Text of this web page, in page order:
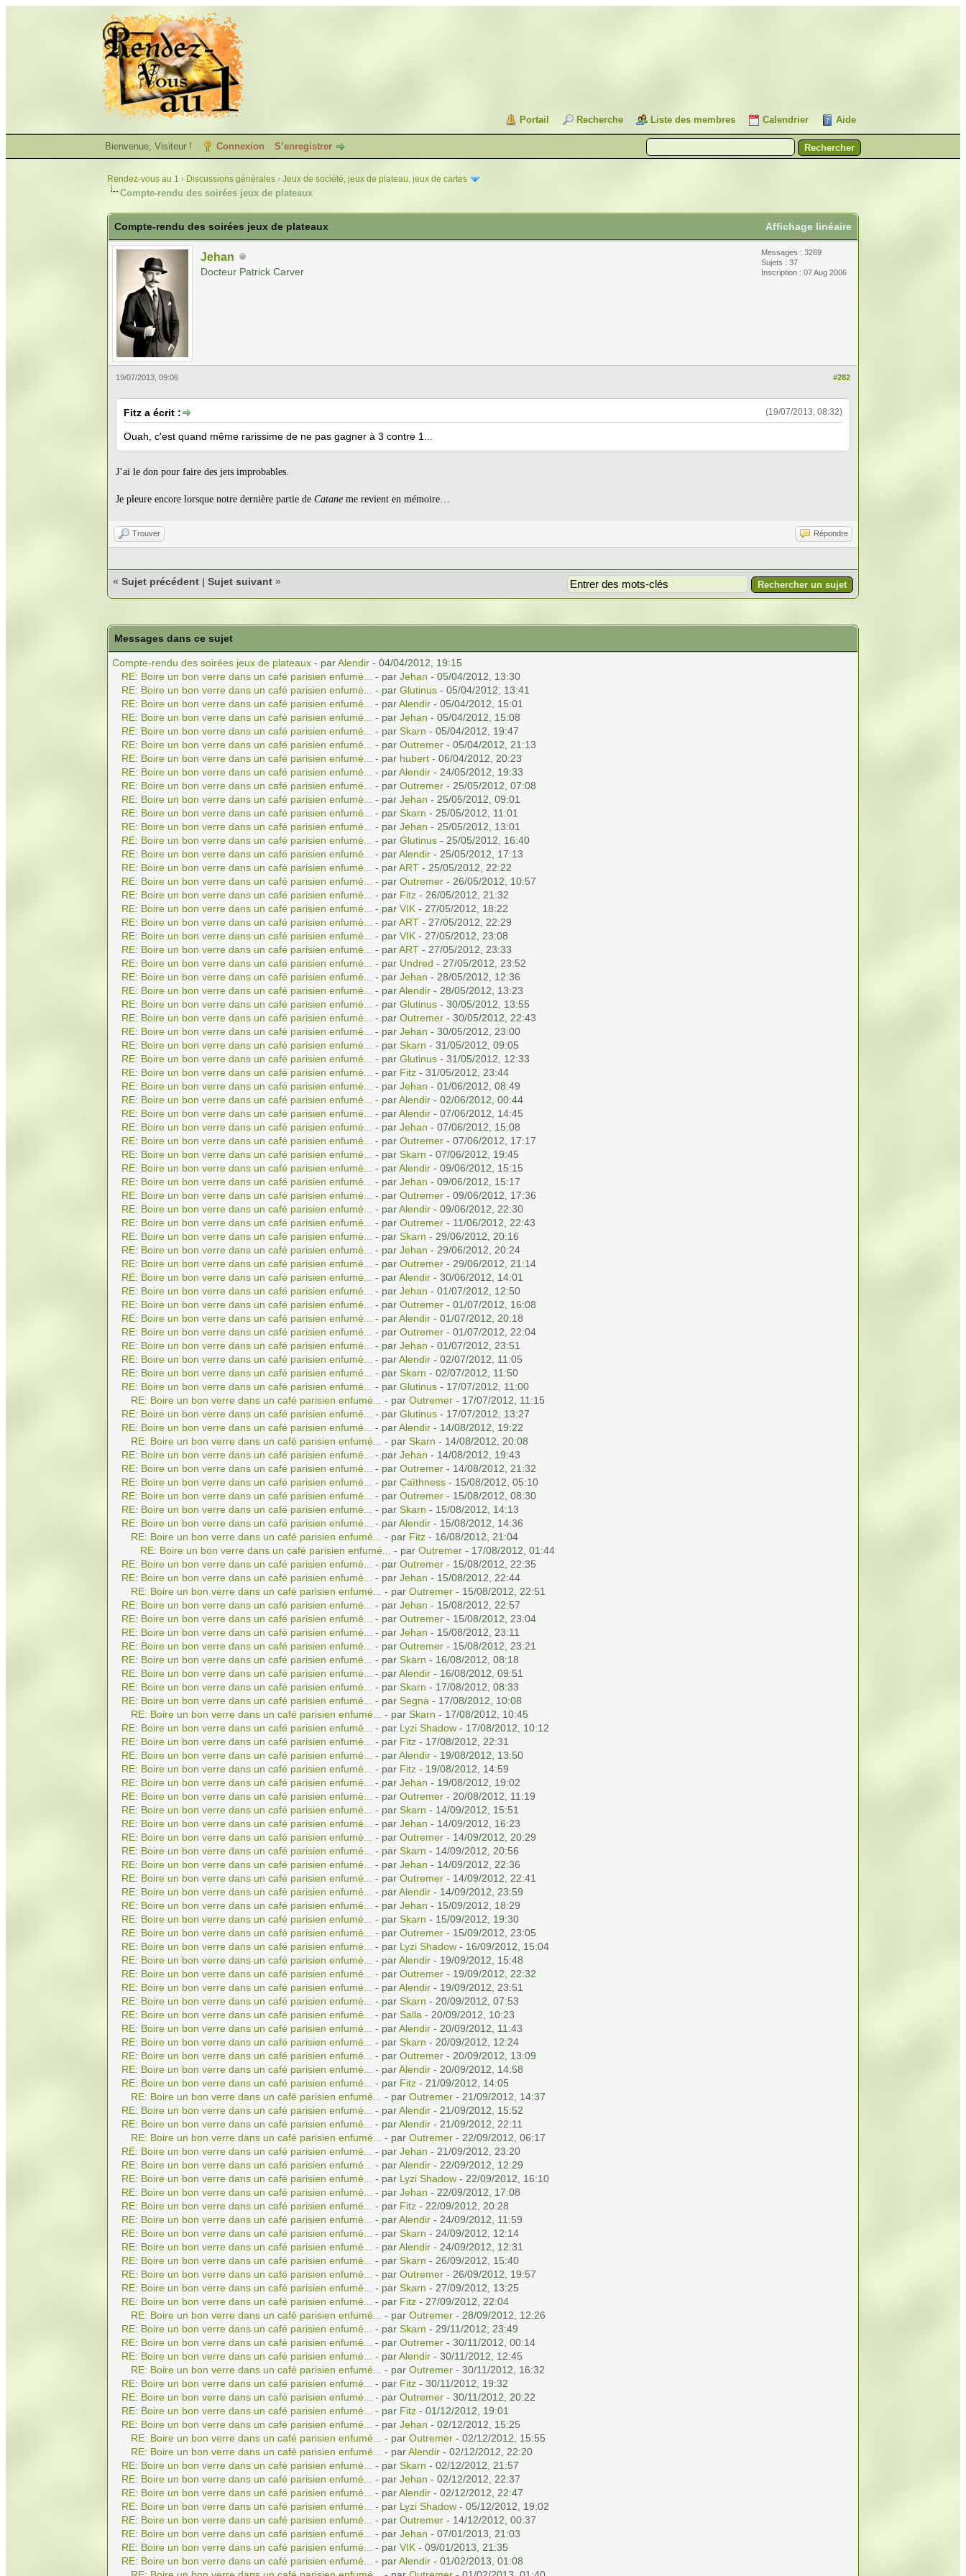
Portail Recherche Liste des membres Calendrier Aide
Bienvenue, Visiteur ! Connexion S’enregistrer
Rendez-vous au 1 › Discussions générales› Jeux de société, jeux de plateau, jeux de cartes
Compte-rendu des soirées jeux de plateaux
Affichage linéaire
Compte-rendu des soirées jeux de plateaux
Jehan
Docteur Patrick Carver
Messages : 3269
Sujets : 37
Inscription : 07 Aug 2006
#282
19/07/2013, 09:06
(19/07/2013, 08:32)
Fitz a écrit :
Ouah, c'est quand même rarissime de ne pas gagner à 3 contre 1...
J’ai le don pour faire des jets improbables.
Je pleure encore lorsque notre dernière partie de Cataneme revient en mémoire…
Trouver Répondre
« Sujet précédent| Sujet suivant»
Messages dans ce sujet
Compte-rendu des soirées jeux de plateaux - parAlendir- 04/04/2012, 19:15
RE: Boire un bon verre dans un café parisien enfumé...
- par Jehan - 05/04/2012, 13:30
RE: Boire un bon verre dans un café parisien enfumé...
- par Glutinus- 05/04/2012, 13:41
RE: Boire un bon verre dans un café parisien enfumé...
- parAlendir- 05/04/2012, 15:01
RE: Boire un bon verre dans un café parisien enfumé...
- par Jehan - 05/04/2012, 15:08
RE: Boire un bon verre dans un café parisien enfumé...
- par Skarn - 05/04/2012, 19:47
RE: Boire un bon verre dans un café parisien enfumé...
- par Outremer- 05/04/2012, 21:13
RE: Boire un bon verre dans un café parisien enfumé...
- par hubert- 06/04/2012, 20:23
RE: Boire un bon verre dans un café parisien enfumé...
- parAlendir- 24/05/2012, 19:33
RE: Boire un bon verre dans un café parisien enfumé...
- par Outremer- 25/05/2012, 07:08
RE: Boire un bon verre dans un café parisien enfumé...
- par Jehan - 25/05/2012, 09:01
RE: Boire un bon verre dans un café parisien enfumé...
- par Skarn - 25/05/2012, 11:01
RE: Boire un bon verre dans un café parisien enfumé...
- par Jehan - 25/05/2012, 13:01
RE: Boire un bon verre dans un café parisien enfumé...
- par Glutinus- 25/05/2012, 16:40
RE: Boire un bon verre dans un café parisien enfumé...
- parAlendir- 25/05/2012, 17:13
RE: Boire un bon verre dans un café parisien enfumé...
- parART- 25/05/2012, 22:22
RE: Boire un bon verre dans un café parisien enfumé...
- par Outremer- 26/05/2012, 10:57
RE: Boire un bon verre dans un café parisien enfumé...
- par Fitz- 26/05/2012, 21:32
RE: Boire un bon verre dans un café parisien enfumé...
- par VIK- 27/05/2012, 18:22
RE: Boire un bon verre dans un café parisien enfumé...
- parART- 27/05/2012, 22:29
RE: Boire un bon verre dans un café parisien enfumé...
- par VIK- 27/05/2012, 23:08
RE: Boire un bon verre dans un café parisien enfumé...
- parART- 27/05/2012, 23:33
RE: Boire un bon verre dans un café parisien enfumé...
- par Undred - 27/05/2012, 23:52
RE: Boire un bon verre dans un café parisien enfumé...
- par Jehan - 28/05/2012, 12:36
RE: Boire un bon verre dans un café parisien enfumé...
- parAlendir- 28/05/2012, 13:23
RE: Boire un bon verre dans un café parisien enfumé...
- par Glutinus- 30/05/2012, 13:55
RE: Boire un bon verre dans un café parisien enfumé...
- par Outremer- 30/05/2012, 22:43
RE: Boire un bon verre dans un café parisien enfumé...
- par Jehan - 30/05/2012, 23:00
RE: Boire un bon verre dans un café parisien enfumé...
- par Skarn - 31/05/2012, 09:05
RE: Boire un bon verre dans un café parisien enfumé...
- par Glutinus- 31/05/2012, 12:33
RE: Boire un bon verre dans un café parisien enfumé...
- par Fitz- 31/05/2012, 23:44
RE: Boire un bon verre dans un café parisien enfumé...
- par Jehan - 01/06/2012, 08:49
RE: Boire un bon verre dans un café parisien enfumé...
- parAlendir- 02/06/2012, 00:44
RE: Boire un bon verre dans un café parisien enfumé...
- parAlendir- 07/06/2012, 14:45
RE: Boire un bon verre dans un café parisien enfumé...
- par Jehan - 07/06/2012, 15:08
RE: Boire un bon verre dans un café parisien enfumé...
- par Outremer- 07/06/2012, 17:17
RE: Boire un bon verre dans un café parisien enfumé...
- par Skarn - 07/06/2012, 19:45
RE: Boire un bon verre dans un café parisien enfumé...
- parAlendir- 09/06/2012, 15:15
RE: Boire un bon verre dans un café parisien enfumé...
- par Jehan - 09/06/2012, 15:17
RE: Boire un bon verre dans un café parisien enfumé...
- par Outremer- 09/06/2012, 17:36
RE: Boire un bon verre dans un café parisien enfumé...
- parAlendir- 09/06/2012, 22:30
RE: Boire un bon verre dans un café parisien enfumé...
- par Outremer- 11/06/2012, 22:43
RE: Boire un bon verre dans un café parisien enfumé...
- par Skarn - 29/06/2012, 20:16
RE: Boire un bon verre dans un café parisien enfumé...
- par Jehan - 29/06/2012, 20:24
RE: Boire un bon verre dans un café parisien enfumé...
- par Outremer- 29/06/2012, 21:14
RE: Boire un bon verre dans un café parisien enfumé...
- parAlendir- 30/06/2012, 14:01
RE: Boire un bon verre dans un café parisien enfumé...
- par Jehan - 01/07/2012, 12:50
RE: Boire un bon verre dans un café parisien enfumé...
- par Outremer- 01/07/2012, 16:08
RE: Boire un bon verre dans un café parisien enfumé...
- parAlendir- 01/07/2012, 20:18
RE: Boire un bon verre dans un café parisien enfumé...
- par Outremer- 01/07/2012, 22:04
RE: Boire un bon verre dans un café parisien enfumé...
- par Jehan - 01/07/2012, 23:51
RE: Boire un bon verre dans un café parisien enfumé...
- parAlendir- 02/07/2012, 11:05
RE: Boire un bon verre dans un café parisien enfumé...
- par Skarn - 02/07/2012, 11:50
RE: Boire un bon verre dans un café parisien enfumé...
- par Glutinus- 17/07/2012, 11:00
RE: Boire un bon verre dans un café parisien enfumé...
- par Outremer- 17/07/2012, 11:15
RE: Boire un bon verre dans un café parisien enfumé...
- par Glutinus- 17/07/2012, 13:27
RE: Boire un bon verre dans un café parisien enfumé...
- parAlendir- 14/08/2012, 19:22
RE: Boire un bon verre dans un café parisien enfumé...
- par Skarn - 14/08/2012, 20:08
RE: Boire un bon verre dans un café parisien enfumé...
- par Jehan - 14/08/2012, 19:43
RE: Boire un bon verre dans un café parisien enfumé...
- par Outremer- 14/08/2012, 21:32
RE: Boire un bon verre dans un café parisien enfumé...
- par Caïthness- 15/08/2012, 05:10
RE: Boire un bon verre dans un café parisien enfumé...
- par Outremer- 15/08/2012, 08:30
RE: Boire un bon verre dans un café parisien enfumé...
- par Skarn - 15/08/2012, 14:13
RE: Boire un bon verre dans un café parisien enfumé...
- parAlendir- 15/08/2012, 14:36
RE: Boire un bon verre dans un café parisien enfumé...
- par Fitz- 16/08/2012, 21:04
RE: Boire un bon verre dans un café parisien enfumé...
- par Outremer- 17/08/2012, 01:44
RE: Boire un bon verre dans un café parisien enfumé...
- par Outremer- 15/08/2012, 22:35
RE: Boire un bon verre dans un café parisien enfumé...
- par Jehan - 15/08/2012, 22:44
RE: Boire un bon verre dans un café parisien enfumé...
- par Outremer- 15/08/2012, 22:51
RE: Boire un bon verre dans un café parisien enfumé...
- par Jehan - 15/08/2012, 22:57
RE: Boire un bon verre dans un café parisien enfumé...
- par Outremer- 15/08/2012, 23:04
RE: Boire un bon verre dans un café parisien enfumé...
- par Jehan - 15/08/2012, 23:11
RE: Boire un bon verre dans un café parisien enfumé...
- par Outremer- 15/08/2012, 23:21
RE: Boire un bon verre dans un café parisien enfumé...
- par Skarn - 16/08/2012, 08:18
RE: Boire un bon verre dans un café parisien enfumé...
- parAlendir- 16/08/2012, 09:51
RE: Boire un bon verre dans un café parisien enfumé...
- par Skarn - 17/08/2012, 08:33
RE: Boire un bon verre dans un café parisien enfumé...
- par Segna - 17/08/2012, 10:08
RE: Boire un bon verre dans un café parisien enfumé...
- par Skarn - 17/08/2012, 10:45
RE: Boire un bon verre dans un café parisien enfumé...
- par Lyzi Shadow- 17/08/2012, 10:12
RE: Boire un bon verre dans un café parisien enfumé...
- par Fitz- 17/08/2012, 22:31
RE: Boire un bon verre dans un café parisien enfumé...
- parAlendir- 19/08/2012, 13:50
RE: Boire un bon verre dans un café parisien enfumé...
- par Fitz- 19/08/2012, 14:59
RE: Boire un bon verre dans un café parisien enfumé...
- par Jehan - 19/08/2012, 19:02
RE: Boire un bon verre dans un café parisien enfumé...
- par Outremer- 20/08/2012, 11:19
RE: Boire un bon verre dans un café parisien enfumé...
- par Skarn - 14/09/2012, 15:51
RE: Boire un bon verre dans un café parisien enfumé...
- par Jehan - 14/09/2012, 16:23
RE: Boire un bon verre dans un café parisien enfumé...
- par Outremer- 14/09/2012, 20:29
RE: Boire un bon verre dans un café parisien enfumé...
- par Skarn - 14/09/2012, 20:56
RE: Boire un bon verre dans un café parisien enfumé...
- par Jehan - 14/09/2012, 22:36
RE: Boire un bon verre dans un café parisien enfumé...
- par Outremer- 14/09/2012, 22:41
RE: Boire un bon verre dans un café parisien enfumé...
- parAlendir- 14/09/2012, 23:59
RE: Boire un bon verre dans un café parisien enfumé...
- par Jehan - 15/09/2012, 18:29
RE: Boire un bon verre dans un café parisien enfumé...
- par Skarn - 15/09/2012, 19:30
RE: Boire un bon verre dans un café parisien enfumé...
- par Outremer- 15/09/2012, 23:05
RE: Boire un bon verre dans un café parisien enfumé...
- par Lyzi Shadow- 16/09/2012, 15:04
RE: Boire un bon verre dans un café parisien enfumé...
- parAlendir- 19/09/2012, 15:48
RE: Boire un bon verre dans un café parisien enfumé...
- par Outremer- 19/09/2012, 22:32
RE: Boire un bon verre dans un café parisien enfumé...
- parAlendir- 19/09/2012, 23:51
RE: Boire un bon verre dans un café parisien enfumé...
- par Skarn - 20/09/2012, 07:53
RE: Boire un bon verre dans un café parisien enfumé...
- par Salla - 20/09/2012, 10:23
RE: Boire un bon verre dans un café parisien enfumé...
- parAlendir- 20/09/2012, 11:43
RE: Boire un bon verre dans un café parisien enfumé...
- par Skarn - 20/09/2012, 12:24
RE: Boire un bon verre dans un café parisien enfumé...
- par Outremer- 20/09/2012, 13:09
RE: Boire un bon verre dans un café parisien enfumé...
- parAlendir- 20/09/2012, 14:58
RE: Boire un bon verre dans un café parisien enfumé...
- par Fitz- 21/09/2012, 14:05
RE: Boire un bon verre dans un café parisien enfumé...
- par Outremer- 21/09/2012, 14:37
RE: Boire un bon verre dans un café parisien enfumé...
- parAlendir- 21/09/2012, 15:52
RE: Boire un bon verre dans un café parisien enfumé...
- parAlendir- 21/09/2012, 22:11
RE: Boire un bon verre dans un café parisien enfumé...
- par Outremer- 22/09/2012, 06:17
RE: Boire un bon verre dans un café parisien enfumé...
- par Jehan - 21/09/2012, 23:20
RE: Boire un bon verre dans un café parisien enfumé...
- parAlendir- 22/09/2012, 12:29
RE: Boire un bon verre dans un café parisien enfumé...
- par Lyzi Shadow- 22/09/2012, 16:10
RE: Boire un bon verre dans un café parisien enfumé...
- par Jehan - 22/09/2012, 17:08
RE: Boire un bon verre dans un café parisien enfumé...
- par Fitz- 22/09/2012, 20:28
RE: Boire un bon verre dans un café parisien enfumé...
- parAlendir- 24/09/2012, 11:59
RE: Boire un bon verre dans un café parisien enfumé...
- par Skarn - 24/09/2012, 12:14
RE: Boire un bon verre dans un café parisien enfumé...
- parAlendir- 24/09/2012, 12:31
RE: Boire un bon verre dans un café parisien enfumé...
- par Skarn - 26/09/2012, 15:40
RE: Boire un bon verre dans un café parisien enfumé...
- par Outremer- 26/09/2012, 19:57
RE: Boire un bon verre dans un café parisien enfumé...
- par Skarn - 27/09/2012, 13:25
RE: Boire un bon verre dans un café parisien enfumé...
- par Fitz- 27/09/2012, 22:04
RE: Boire un bon verre dans un café parisien enfumé...
- par Outremer- 28/09/2012, 12:26
RE: Boire un bon verre dans un café parisien enfumé...
- par Skarn - 29/11/2012, 23:49
RE: Boire un bon verre dans un café parisien enfumé...
- par Outremer- 30/11/2012, 00:14
RE: Boire un bon verre dans un café parisien enfumé...
- parAlendir- 30/11/2012, 12:45
RE: Boire un bon verre dans un café parisien enfumé...
- par Outremer- 30/11/2012, 16:32
RE: Boire un bon verre dans un café parisien enfumé...
- par Fitz- 30/11/2012, 19:32
RE: Boire un bon verre dans un café parisien enfumé...
- par Outremer- 30/11/2012, 20:22
RE: Boire un bon verre dans un café parisien enfumé...
- par Fitz- 01/12/2012, 19:01
RE: Boire un bon verre dans un café parisien enfumé...
- par Jehan - 02/12/2012, 15:25
RE: Boire un bon verre dans un café parisien enfumé...
- par Outremer- 02/12/2012, 15:55
RE: Boire un bon verre dans un café parisien enfumé...
- parAlendir- 02/12/2012, 22:20
RE: Boire un bon verre dans un café parisien enfumé...
- par Skarn - 02/12/2012, 21:57
RE: Boire un bon verre dans un café parisien enfumé...
- par Jehan - 02/12/2012, 22:37
RE: Boire un bon verre dans un café parisien enfumé...
- parAlendir- 02/12/2012, 22:47
RE: Boire un bon verre dans un café parisien enfumé...
- par Lyzi Shadow- 05/12/2012, 19:02
RE: Boire un bon verre dans un café parisien enfumé...
- par Outremer- 14/12/2012, 00:37
RE: Boire un bon verre dans un café parisien enfumé...
- par Jehan - 07/01/2013, 21:03
RE: Boire un bon verre dans un café parisien enfumé...
- par VIK- 09/01/2013, 21:35
RE: Boire un bon verre dans un café parisien enfumé...
- parAlendir- 01/02/2013, 01:08